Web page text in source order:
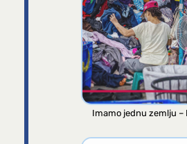
Imamo jednu zemlju